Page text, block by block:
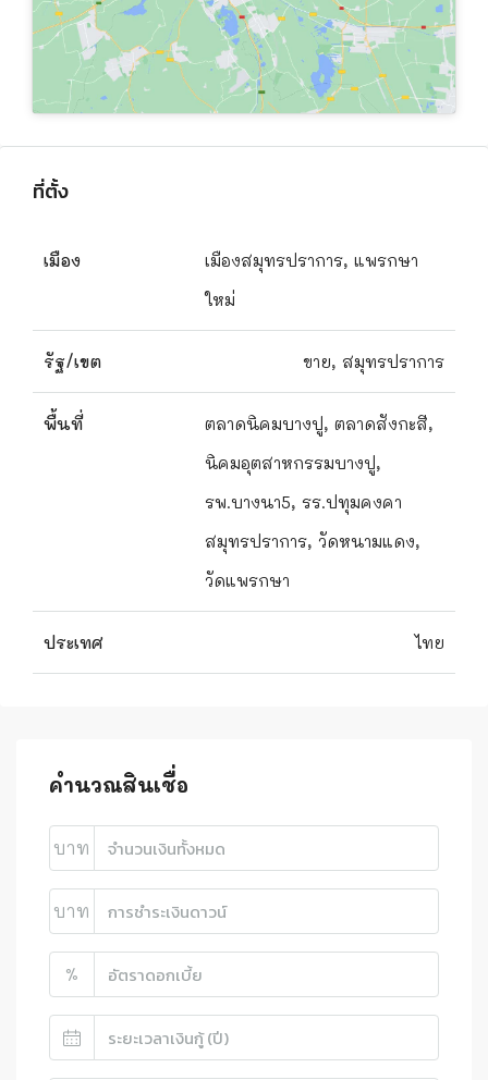
ที่ตั้ง
เมือง
เมืองสมุทรปราการ, แพรกษา
ใหม่
รัฐ/เขต ขาย, สมุทรปราการ
พื้นที่
ตลาดนิคมบางปู, ตลาดสังกะสี,
นิคมอุตสาหกรรมบางปู,
รพ.บางนา5, รร.ปทุมคงคา
สมุทรปราการ, วัดหนามแดง,
วัดแพรกษา
ประเทศ ไทย
คำนวณสินเชื่อ
บาท
บาท
%